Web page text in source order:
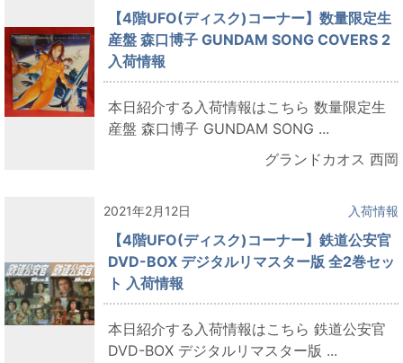
【4階UFO(ディスク)コーナー】数量限定生
産盤 森口博子 GUNDAM SONG COVERS 2
入荷情報
本日紹介する入荷情報はこちら 数量限定生
産盤 森口博子 GUNDAM SONG ...
グランドカオス 西岡
2021年2月12日 入荷情報
【4階UFO(ディスク)コーナー】鉄道公安官
DVD-BOX デジタルリマスター版 全2巻セッ
ト 入荷情報
本日紹介する入荷情報はこちら 鉄道公安官
DVD-BOX デジタルリマスター版 ...